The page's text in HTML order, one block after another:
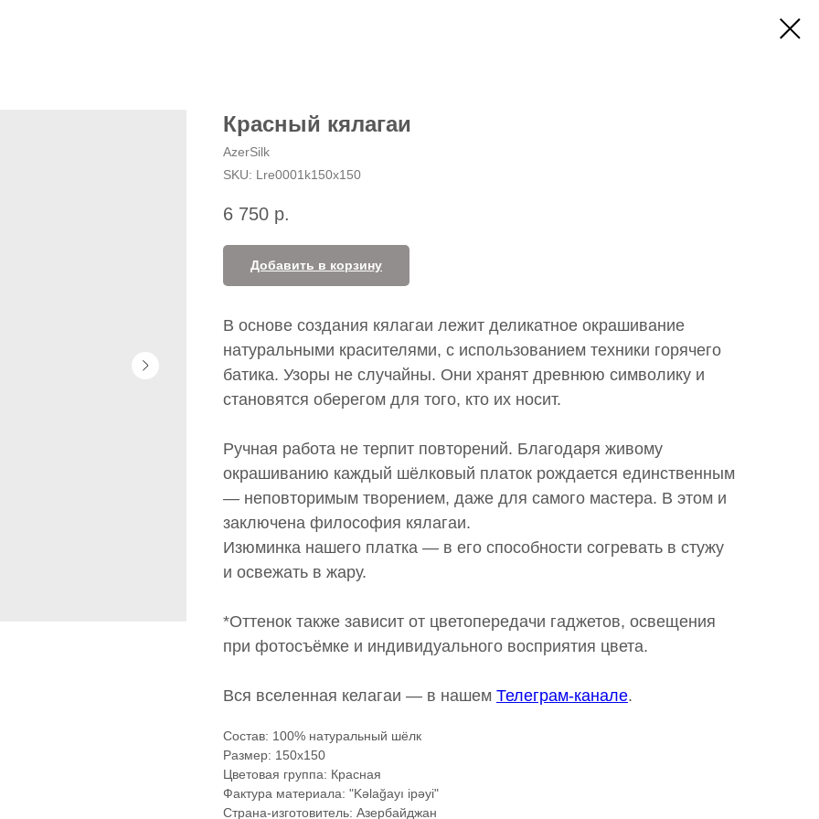
Красный кялагаи
AzerSilk
SKU: Lre0001k150x150
6 750 р.
Добавить в корзину
В основе создания кялагаи лежит деликатное окрашивание
натуральными красителями, с использованием техники горячего
батика. Узоры не случайны. Они хранят древнюю символику и
становятся оберегом для того, кто их носит.
Ручная работа не терпит повторений. Благодаря живому
окрашиванию каждый шёлковый платок рождается единственным
— неповторимым творением, даже для самого мастера. В этом и
заключена философия кялагаи.
Изюминка нашего платка — в его способности согревать в стужу
и освежать в жару.
*Оттенок также зависит от цветопередачи гаджетов, освещения
при фотосъёмке и индивидуального восприятия цвета.
Вся вселенная келагаи — в нашем Телеграм-канале.
Состав: 100% натуральный шёлк
Размер: 150x150
Цветовая группа: Красная
Фактура материала: "Kəlağayı ipəyi"
Страна-изготовитель: Азербайджан